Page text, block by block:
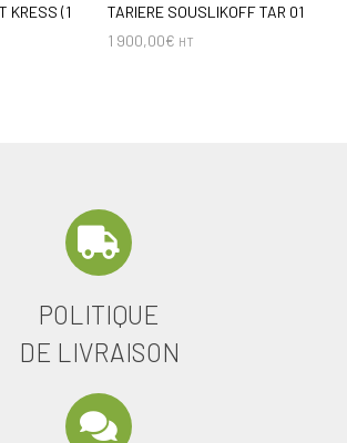
KRESS (1
TARIERE SOUSLIKOFF TAR 01
1 900,00€ HT
POLITIQUE
DE LIVRAISON